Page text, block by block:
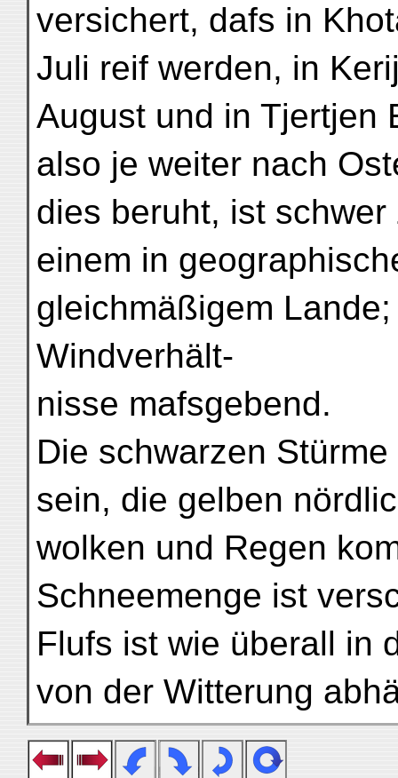
versichert, dafs in
Juli reif werden, in
August und in Tjertjen
also je weiter nach
dies beruht, ist
einem in
gleichmäßigem
Windverhält-
nisse mafsgebend.
Die schwarzen
sein, die gelben
wolken und Regen
Schneemenge ist
Flufs ist wie überall in
von der Witterung